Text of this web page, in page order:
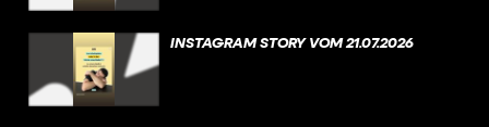
INSTAGRAM STORY VOM 21.07.2026